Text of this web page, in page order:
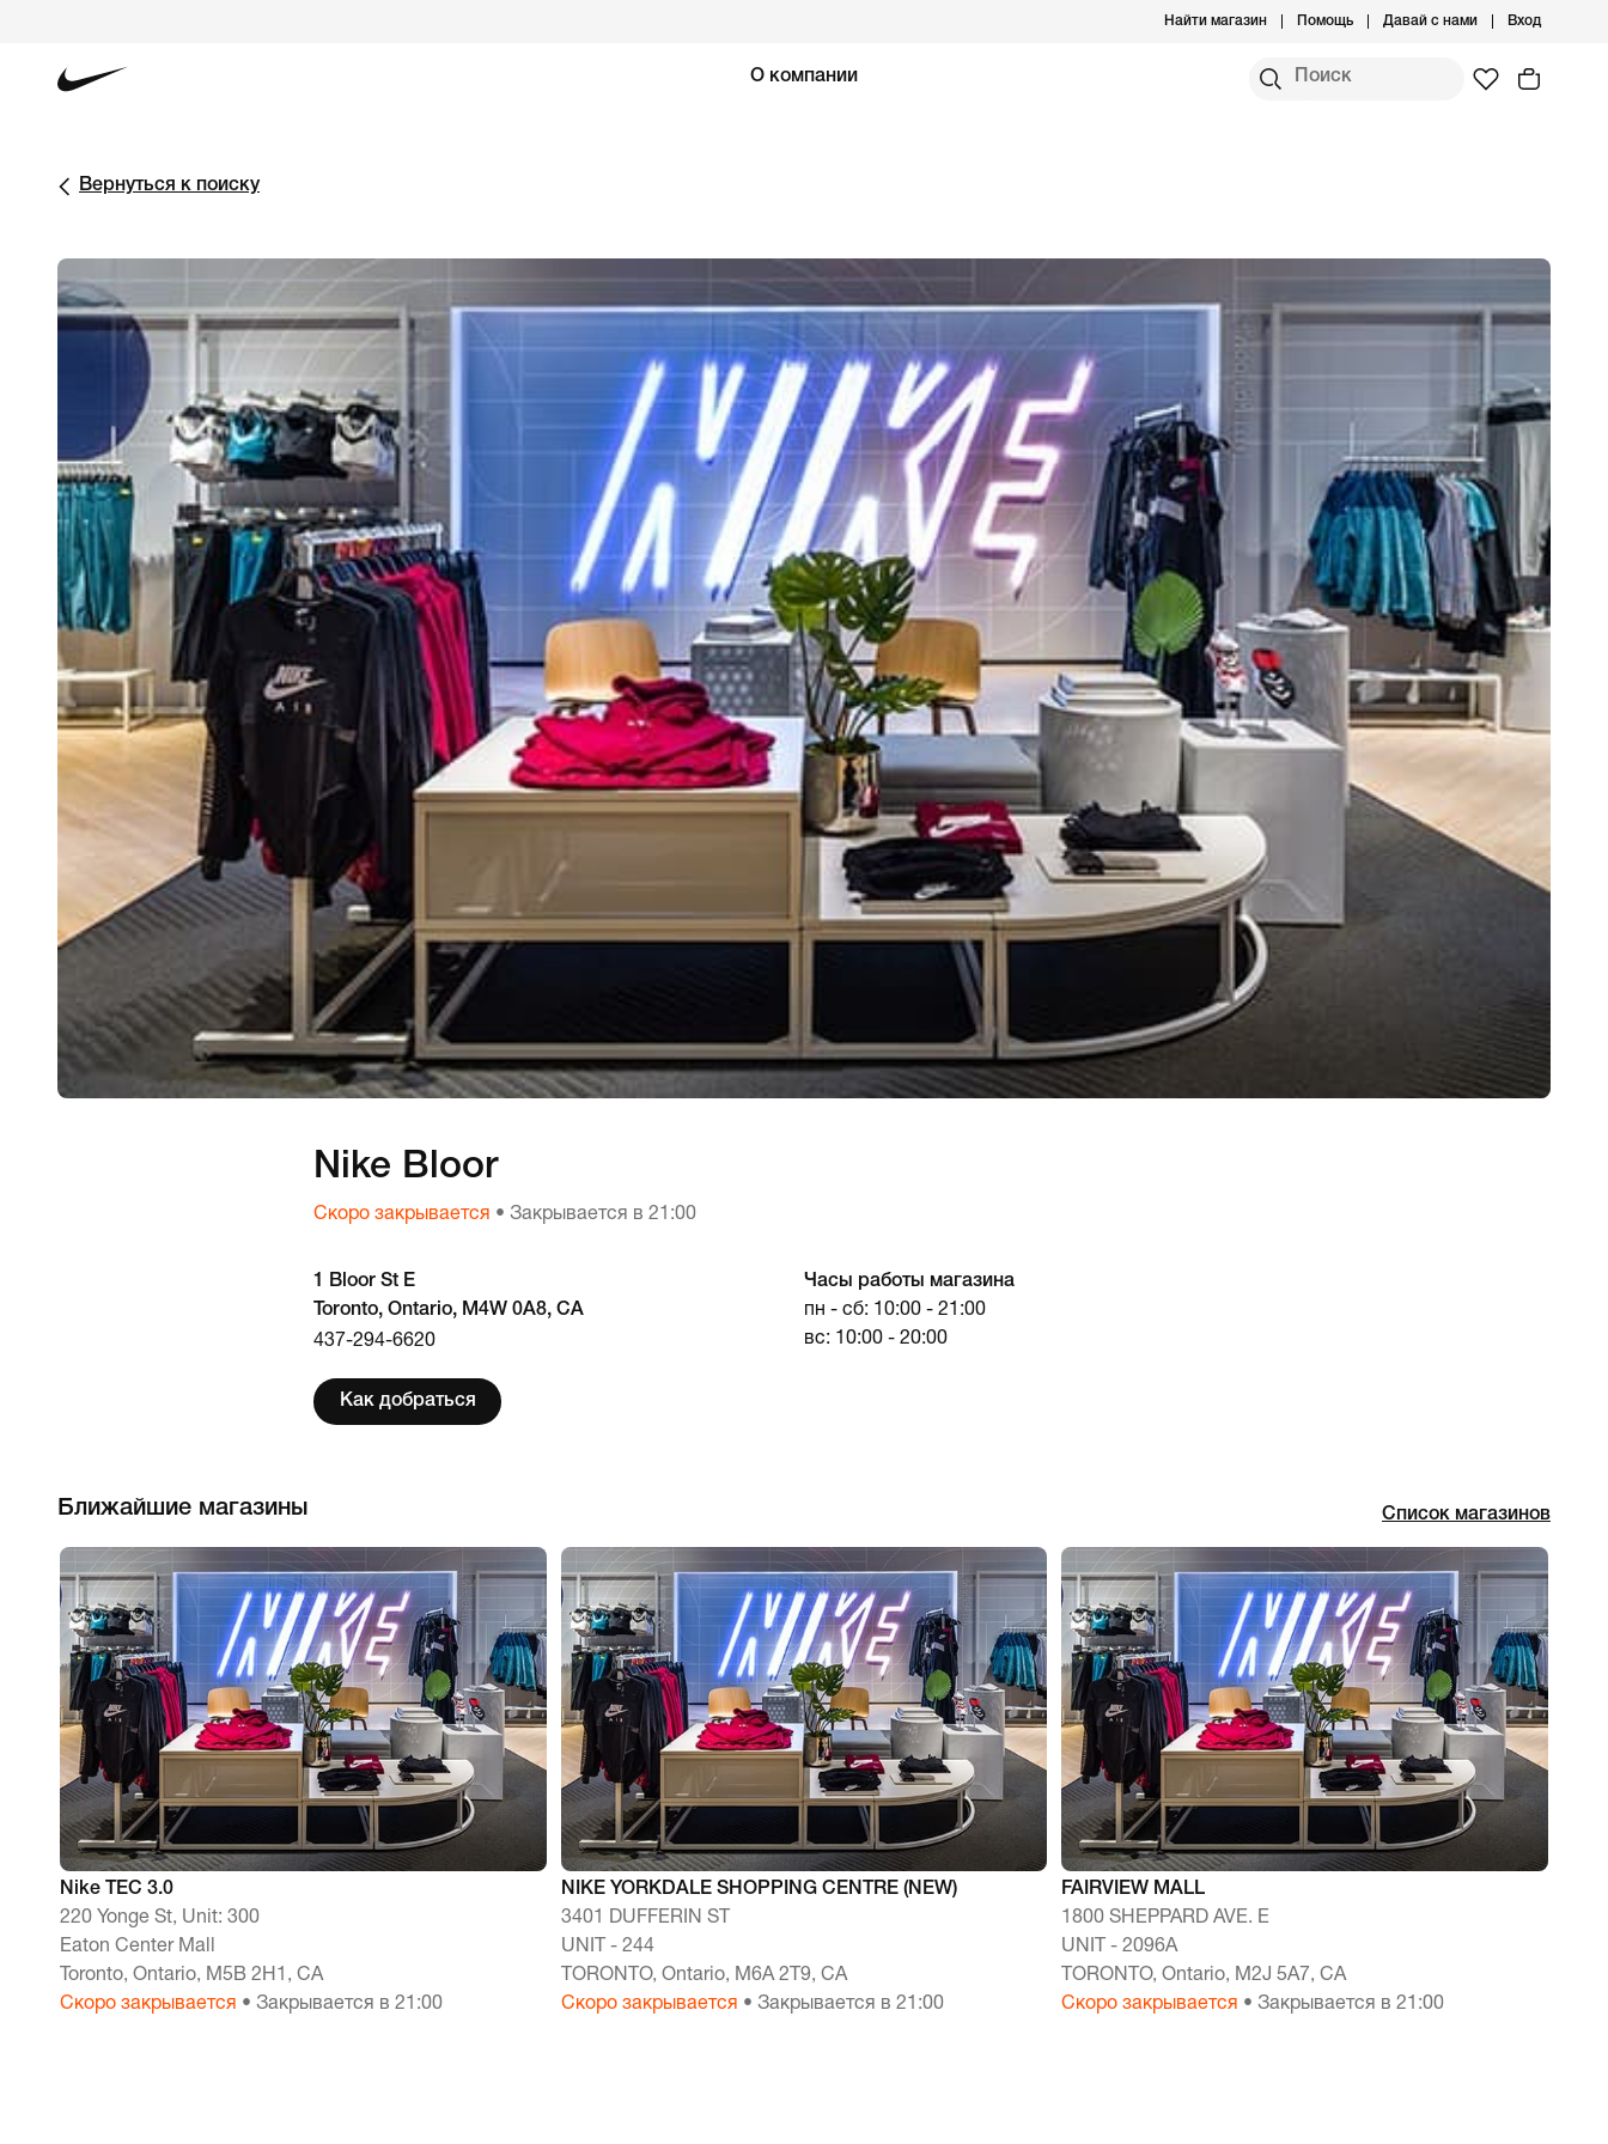
Найти магазин Помощь Давай с нами Вход
О компании
Вернуться к поиску
Nike Bloor
Скоро закрывается • Закрывается в 21:00
1 Bloor St E
Toronto, Ontario, M4W 0A8, CA
437-294-6620
Как добраться
Часы работы магазина
пн - сб: 10:00 - 21:00
вс: 10:00 - 20:00
Ближайшие магазины Список магазинов
Nike TEC 3.0
220 Yonge St, Unit: 300
Eaton Center Mall
Toronto, Ontario, M5B 2H1, CA
Скоро закрывается • Закрывается в 21:00
NIKE YORKDALE SHOPPING CENTRE (NEW)
3401 DUFFERIN ST
UNIT - 244
TORONTO, Ontario, M6A 2T9, CA
Скоро закрывается • Закрывается в 21:00
FAIRVIEW MALL
1800 SHEPPARD AVE. E
UNIT - 2096A
TORONTO, Ontario, M2J 5A7, CA
Скоро закрывается • Закрывается в 21:00